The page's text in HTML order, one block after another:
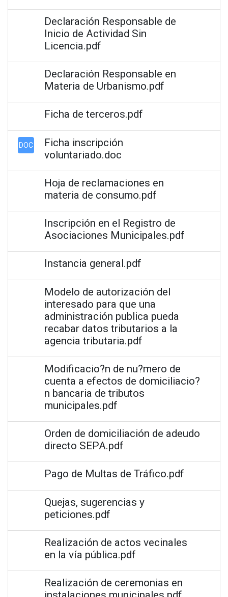
Declaración Responsable de
Inicio de Actividad Sin
Licencia.pdf
Declaración Responsable en
Materia de Urbanismo.pdf
Ficha de terceros.pdf
DOC
Ficha inscripción
voluntariado.doc
Hoja de reclamaciones en
materia de consumo.pdf
Inscripción en el Registro de
Asociaciones Municipales.pdf
Instancia general.pdf
Modelo de autorización del
interesado para que una
administración publica pueda
recabar datos tributarios a la
agencia tributaria.pdf
Modificacio?n de nu?mero de
cuenta a efectos de domiciliacio?
n bancaria de tributos
municipales.pdf
Orden de domiciliación de adeudo
directo SEPA.pdf
Pago de Multas de Tráfico.pdf
Quejas, sugerencias y
peticiones.pdf
Realización de actos vecinales
en la vía pública.pdf
Realización de ceremonias en